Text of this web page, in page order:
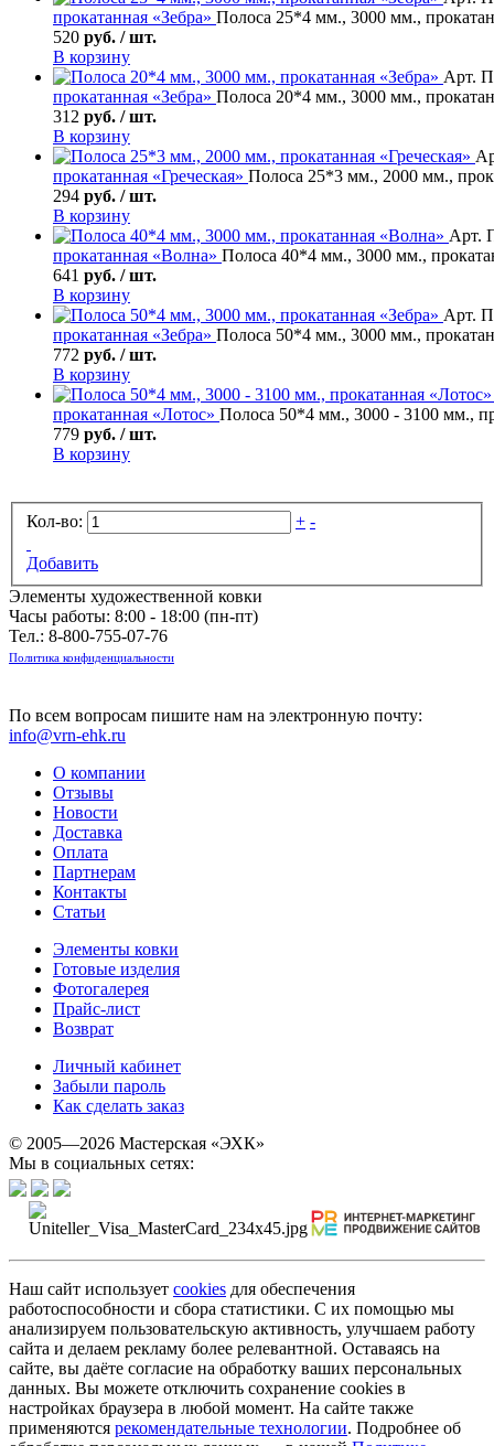
прокатанная «Зебра» Полоса 25*4 мм., 3000 мм.,
520 руб. / шт.
В корзину
Арт.
прокатанная «Зебра» Полоса 20*4 мм., 3000 мм.,
312 руб. / шт.
В корзину
прокатанная «Греческая» Полоса 25*3 мм., 2000 мм.,
294 руб. / шт.
В корзину
Арт.
прокатанная «Волна» Полоса 40*4 мм., 3000 мм.,
641 руб. / шт.
В корзину
Арт.
прокатанная «Зебра» Полоса 50*4 мм., 3000 мм.,
772 руб. / шт.
В корзину
прокатанная «Лотос» Полоса 50*4 мм., 3000 - 3100 мм.,
779 руб. / шт.
В корзину
Кол-во: + -
Добавить
Элементы художественной ковки
Часы работы: 8:00 - 18:00 (пн-пт)
Тел.: 8-800-755-07-76
Политика конфиденциальности
По всем вопросам пишите нам на электронную почту:
info@vrn-ehk.ru
О компании
Отзывы
Новости
Доставка
Оплата
Партнерам
Контакты
Статьи
Элементы ковки
Готовые изделия
Фотогалерея
Прайс-лист
Возврат
Личный кабинет
Забыли пароль
Как сделать заказ
© 2005—2026 Мастерская «ЭХК»
Мы в социальных сетях:
Наш сайт использует cookies для обеспечения
работоспособности и сбора статистики. С их помощью мы
анализируем пользовательскую активность, улучшаем работу
сайта и делаем рекламу более релевантной. Оставаясь на
сайте, вы даёте согласие на обработку ваших персональных
данных. Вы можете отключить сохранение cookies в
настройках браузера в любой момент. На сайте также
применяются рекомендательные технологии. Подробнее об